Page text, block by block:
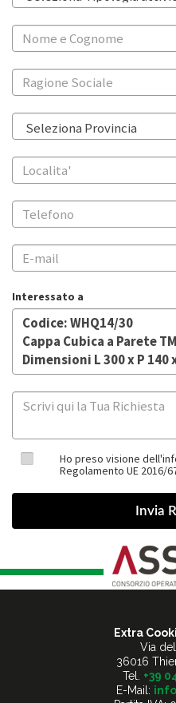
Interessato a
Ho preso visione
Regolamento UE 2016/
Extra
Via
36016
Tel. +39
E-Mail: